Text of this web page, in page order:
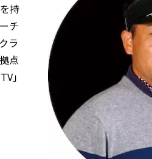
持
チ
ラ
点
」